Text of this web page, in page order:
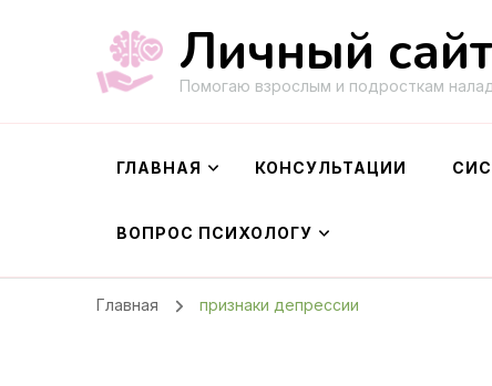
Личный
Помогаю взрослым и подросткам
ГЛАВНАЯ КОНСУЛЬТАЦИИ
ВОПРОС ПСИХОЛОГУ
Главная признаки депрессии